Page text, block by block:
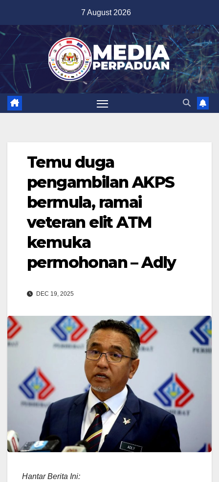
content
7 August 2026
Temu duga
pengambilan AKPS
bermula, ramai
veteran elit ATM
kemuka
permohonan – Adly
DEC 19, 2025
Hantar Berita Ini: